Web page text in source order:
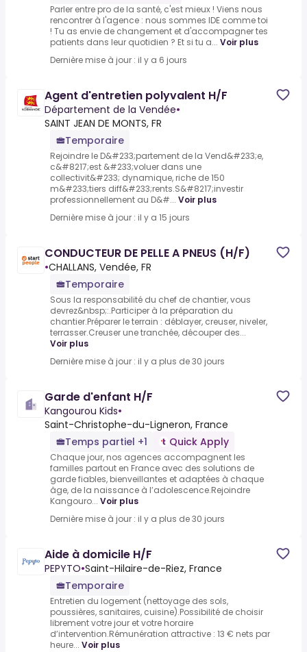
Parler entre pro de la santé, c'est mieux ! Viens nous
rencontrer à l'agence : nous sommes IDE comme toi
! Tu as envie de changement et d'accompagner tes
patients dans leur quotidien ? Et si tu a... Voir plus
Dernière mise à jour : il y a 6 jours
Agent d'entretien polyvalent H/F
Département de la Vendée•
SAINT JEAN DE MONTS, FR
Temporaire
Rejoindre le D&#233;partement de la Vend&#233;e,
c&#8217;est &#233;voluer dans une
collectivit&#233; dynamique, riche de 150
m&#233;tiers diff&#233;rents.S&#8217;investir
professionnellement au D&#... Voir plus
Dernière mise à jour : il y a 15 jours
CONDUCTEUR DE PELLE A PNEUS (H/F)
•CHALLANS, Vendée, FR
Temporaire
Sous la responsabilité du chef de chantier, vous
devrez&nbsp;:.Participer à la préparation du
chantier.Préparer le terrain : déblayer, creuser, niveler,
terrasser.Creuser une tranchée, découper des...
Voir plus
Dernière mise à jour : il y a plus de 30 jours
Garde d'enfant H/F
Kangourou Kids•
Saint-Christophe-du-Ligneron, France
Temps partiel +1
Quick Apply
Chaque jour, nos agences accompagnent les
familles partout en France avec des solutions de
garde fiables, bienveillantes et adaptées à chaque
âge, de la naissance à l’adolescence.Rejoindre
Kangouro... Voir plus
Dernière mise à jour : il y a plus de 30 jours
Aide à domicile H/F
PEPYTO•Saint-Hilaire-de-Riez, France
Temporaire
Entretien du logement (nettoyage des sols,
poussières, sanitaires, cuisine).Possibilité de choisir
librement votre jour et votre horaire
d’intervention.Rémunération attractive : 13 € nets par
heure... Voir plus